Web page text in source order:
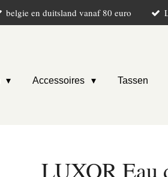
belgie en duitsland vanaf 80 euro
Accessoires Tassen
LUXOR Eau